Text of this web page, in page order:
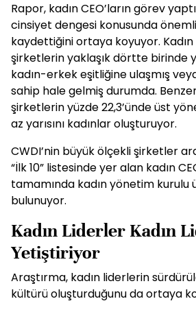
Rapor, kadın CEO’ların görev
cinsiyet dengesi konusunda
kaydettiğini ortaya koyuyor. Kadın
şirketlerin yaklaşık dörtte birinde
kadın-erkek eşitliğine ulaşmış
sahip hale gelmiş durumda.
şirketlerin yüzde 22,3’ünde üst
az yarısını kadınlar oluşturuyor.
CWDI’nin büyük ölçekli şirketler
“İlk 10” listesinde yer alan kadın
tamamında kadın yönetim kurulu
bulunuyor.
Kadın Liderler Kadın
Yetiştiriyor
Araştırma, kadın liderlerin
kültürü oluşturduğunu da ortaya